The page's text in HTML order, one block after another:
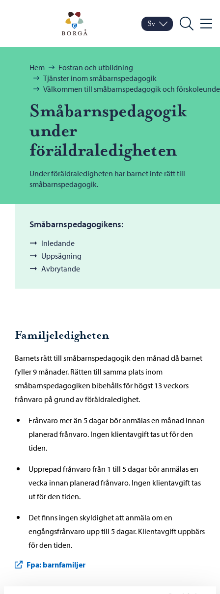
Porvoo – Gå till
Byt språk
Nuvarande språk:
Sv
Sök Meny
Bläddra:
Hem
Fostran och utbildning
Tjänster inom småbarnspedagogik
Välkommen till småbarnspedagogik och
Småbarnspedagogik
under
föräldraledigheten
Under föräldraledigheten har barnet inte rätt till
småbarnspedagogik.
Småbarnspedagogikens:
Inledande
Uppsägning
Avbrytande
Familjeledigheten
Barnets rätt till småbarnspedagogik den månad då barnet
fyller 9 månader. Rätten till samma plats inom
småbarnspedagogiken bibehålls för högst 13 veckors
frånvaro på grund av föräldraledighet.
Frånvaro mer än 5 dagar bör anmälas en månad innan
planerad frånvaro. Ingen klientavgift tas ut för den
tiden.
Upprepad frånvaro från 1 till 5 dagar bör anmälas en
vecka innan planerad frånvaro. Ingen klientavgift tas
ut för den tiden.
Det finns ingen skyldighet att anmäla om en
engångsfrånvaro upp till 5 dagar. Klientavgift uppbärs
för den tiden.
Fpa: barnfamiljer